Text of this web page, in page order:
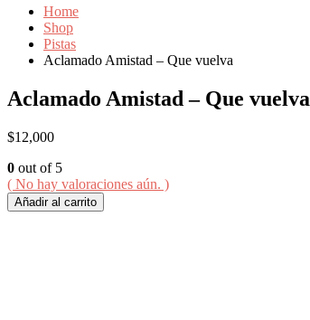
Home
Shop
Pistas
Aclamado Amistad – Que vuelva
Aclamado Amistad – Que vuelva
$12,000
0 out of 5
( No hay valoraciones aún. )
Añadir al carrito